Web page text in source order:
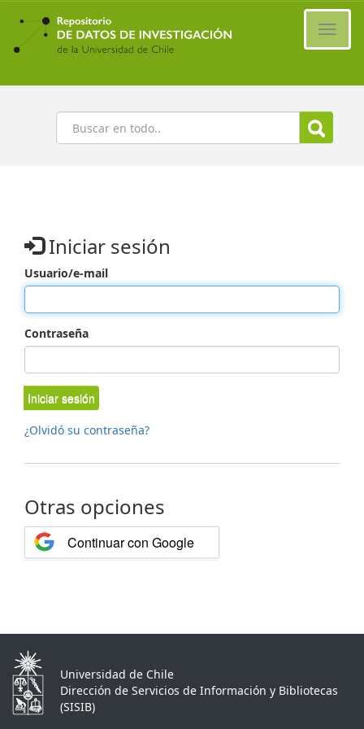
Ir
contenido
principal
Buscar
Iniciar sesión
Usuario/e-mail
Contraseña
Iniciar sesión
¿Olvidó su contraseña?
Otras opciones
Continuar con Google
Universidad de Chile
Dirección de Servicios de Información y Bibliotecas
(SISIB)